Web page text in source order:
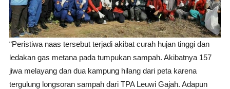
“Peristiwa naas tersebut terjadi akibat curah hujan tinggi dan
ledakan gas metana pada tumpukan sampah. Akibatnya 157
jiwa melayang dan dua kampung hilang dari peta karena
tergulung longsoran sampah dari TPA Leuwi Gajah. Adapun